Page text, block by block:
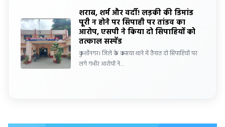
शराब, शर्म और वर्दी! लड़की की डिमांड
पूरी न होने पर सिपाही पर तांडव का
आरोप, एसपी ने किया दो सिपाहियों को
तत्काल सस्पेंड
कुशीनगर। जिले के कसया थाने में तैनात दो सिपाहियों पर
लगे गंभीर आरोपों ने…